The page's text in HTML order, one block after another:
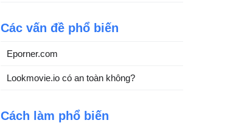
Các vấn đề phổ biến
Eporner.com
Lookmovie.io có an toàn không?
Cách làm phổ biến